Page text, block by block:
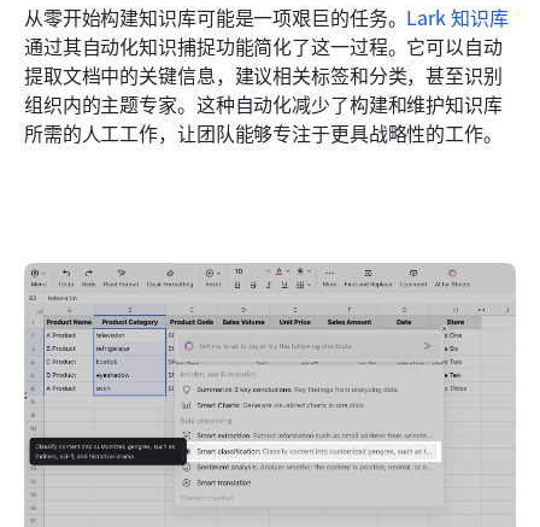
从零开始构建知识库可能是一项艰巨的任务。 Lark 知识库
通过其自动化知识捕捉功能简化了这一过程。它可以自动
提取文档中的关键信息，建议相关标签和分类，甚至识别
组织内的主题专家。这种自动化减少了构建和维护知识库
所需的人工工作，让团队能够专注于更具战略性的工作。